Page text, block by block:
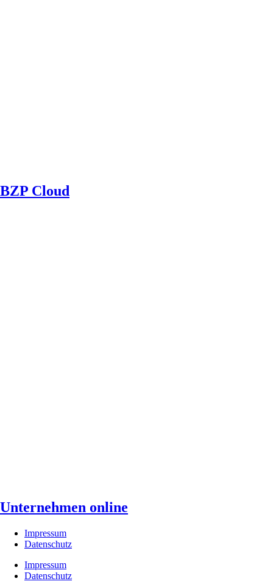
BZP Cloud
Unternehmen online
Impressum
Datenschutz
Impressum
Datenschutz